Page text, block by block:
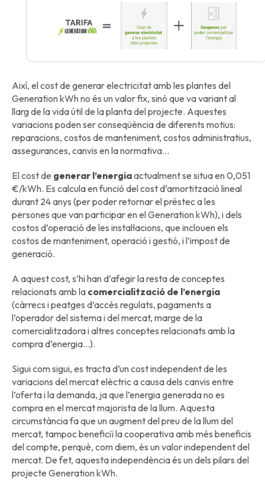
Així, el cost de generar electricitat amb les plantes del
Generation kWh no és un valor fix, sinó que va variant al
llarg de la vida útil de la planta del projecte. Aquestes
variacions poden ser conseqüència de diferents motius:
reparacions, costos de manteniment, costos administratius,
assegurances, canvis en la normativa…
El cost de generar l’energiaactualment se situa en 0,051
€/kWh. Es calcula en funció del cost d’amortització lineal
durant 24 anys (per poder retornar el préstec a les
persones que van participar en el Generation kWh), i dels
costos d’operació de les instal·lacions, que inclouen els
costos de manteniment, operació i gestió, i l’impost de
generació.
A aquest cost, s’hi han d’afegir la resta de conceptes
relacionats amb la comercialització de l’energia
(càrrecs i peatges d’accés regulats, pagaments a
l’operador del sistema i del mercat, marge de la
comercialitzadora i altres conceptes relacionats amb la
compra d’energia...).
Sigui com sigui, es tracta d’un cost independent de les
variacions del mercat elèctric a causa dels canvis entre
l’oferta i la demanda, ja que l’energia generada no es
compra en el mercat majorista de la llum. Aquesta
circumstància fa que un augment del preu de la llum del
mercat, tampoc beneficiï la cooperativa amb més beneficis
del compte, perquè, com diem, és un valor independent del
mercat. De fet, aquesta independència és un dels pilars del
projecte Generation kWh.